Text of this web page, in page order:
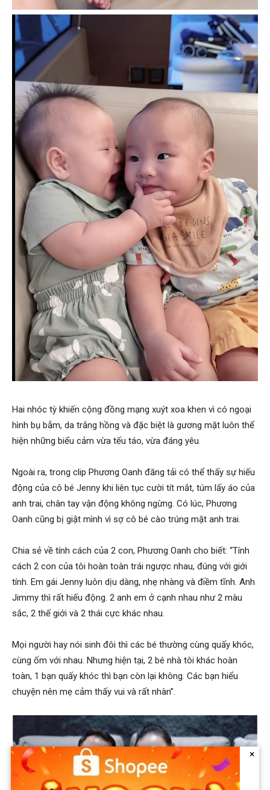
Hai nhóc tỳ khiến cộng đồng mạng xuýt xoa khen vì có ngoại
hình bụ bẫm, da trắng hồng và đặc biệt là gương mặt luôn thể
hiện những biểu cảm vừa tếu táo, vừa đáng yêu.
Ngoài ra, trong clip Phương Oanh đăng tải có thể thấy sự hiếu
động của cô bé Jenny khi liên tục cười tít mắt, túm lấy áo của
anh trai, chân tay vận động không ngừng. Có lúc, Phương
Oanh cũng bị giật mình vì sợ cô bé cào trúng mặt anh trai.
Chia sẻ về tính cách của 2 con, Phương Oanh cho biết: “Tính
cách 2 con của tôi hoàn toàn trái ngược nhau, đúng với giới
tính. Em gái Jenny luôn dịu dàng, nhẹ nhàng và điềm tĩnh. Anh
Jimmy thì rất hiếu động. 2 anh em ở cạnh nhau như 2 màu
sắc, 2 thế giới và 2 thái cực khác nhau.
Mọi người hay nói sinh đôi thì các bé thường cùng quấy khóc,
cùng ốm với nhau. Nhưng hiện tại, 2 bé nhà tôi khác hoàn
toàn, 1 bạn quấy khóc thì bạn còn lại không. Các bạn hiểu
chuyện nên mẹ cảm thấy vui và rất nhàn”.
×